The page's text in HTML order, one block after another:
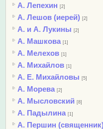
А. Лепехин [2]
А. Лешов (иерей) [2]
А. и А. Лукины [2]
А. Машкова [1]
А. Мелехов [1]
А. Михайлов [1]
А. Е. Михайловы [5]
А. Морева [2]
А. Мысловский [8]
А. Падылина [1]
А. Першин